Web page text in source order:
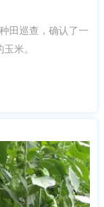
田巡查，确认了一
米。